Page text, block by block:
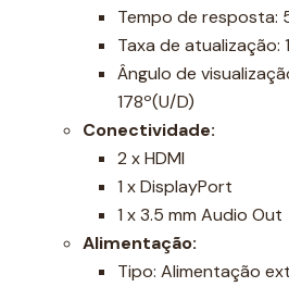
Tempo de resposta:
Taxa de atualização:
Ângulo de
178º(U/D)
Conectividade:
2 x HDMI
1 x DisplayPort
1 x 3.5 mm Audio Out
Alimentação:
Tipo: Alimentação